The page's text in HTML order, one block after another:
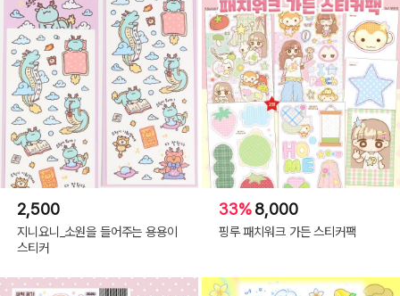
2,500
지니요니_소원을 들어주는 용용이
스티커
33%8,000
핑루 패치워크 가든 스티커팩